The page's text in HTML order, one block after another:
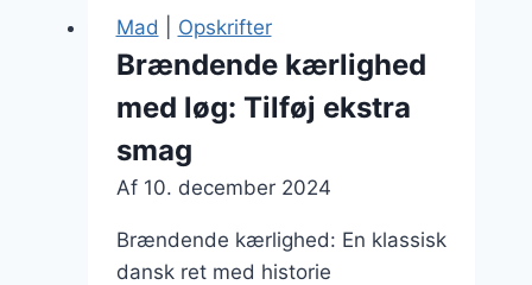
vintermad:
din
sjæl
Mad Opskrifter
Brændende kærlighed
med løg: Tilføj ekstra
smag
Af 10. december 2024
Brændende kærlighed: En klassisk
dansk ret med historie